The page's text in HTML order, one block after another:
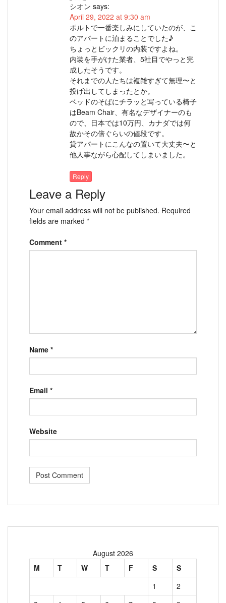
シオン says:
April 29, 2022 at 9:30 am
ポルトで一番楽しみにしていたのが、こ
のアパートに泊まることでした♪
ちょっとビックリの内装ですよね。
内装を手がけた業者、5社目でやっと完
成したそうです。
それまでの人たちは複雑すぎて無理〜と
投げ出してしまったとか。
ベッドのそばにチラッと写っている椅子
はBeam Chair、有名なデザイナーのも
ので、日本では10万円、カナダでは何
故かその倍ぐらいの値段です。
貸アパートにこんなの置いて大丈夫〜と
他人事ながら心配してしまいました。
Reply
Leave a Reply
Your email address will not be published. Required
fields are marked *
Comment *
Name *
Email *
Website
August 2026
M
T W T F S
S
1
2